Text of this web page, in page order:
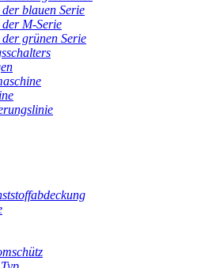
blauen Serie
M-Serie
grünen Serie